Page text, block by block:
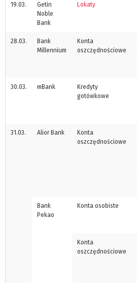
19.03.
Getin
Noble
Bank
Lokaty
28.03.
Bank
Millennium
Konta
oszczędnościowe
30.03. mBank
Kredyty
gotówkowe
31.03. Alior Bank
Konta
oszczędnościowe
Bank
Pekao
Konta osobiste
Konta
oszczędnościowe